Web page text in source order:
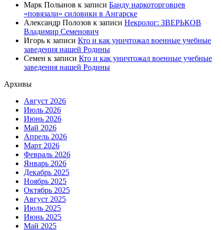
Марк Полынов к записи Банду наркоторговцев
«повязали» силовики в Ангарске
Александр Полозов к записи Некролог: ЗВЕРЬКОВ
Владимир Семенович
Игорь к записи Кто и как уничтожал военные учебные
заведения нашей Родины
Семен к записи Кто и как уничтожал военные учебные
заведения нашей Родины
Архивы
Август 2026
Июль 2026
Июнь 2026
Май 2026
Апрель 2026
Март 2026
Февраль 2026
Январь 2026
Декабрь 2025
Ноябрь 2025
Октябрь 2025
Август 2025
Июль 2025
Июнь 2025
Май 2025